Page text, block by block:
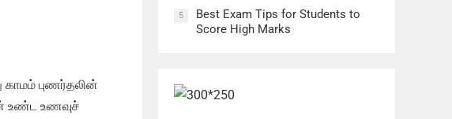
காமம் புணர்தலின்
உண்ட உணவுச்
5
Best Exam Tips for Students to
Score High Marks